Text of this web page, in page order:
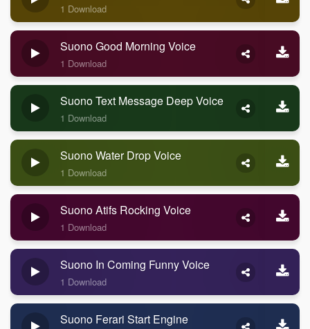
1 Download
Suono Good Morning Voice
1 Download
Suono Text Message Deep Voice
1 Download
Suono Water Drop Voice
1 Download
Suono Atifs Rocking Voice
1 Download
Suono In Coming Funny Voice
1 Download
Suono Ferari Start Engine